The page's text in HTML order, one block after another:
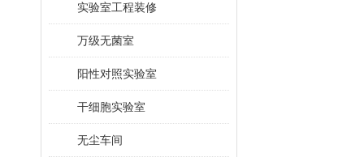
实验室工程装修
万级无菌室
阳性对照实验室
干细胞实验室
无尘车间